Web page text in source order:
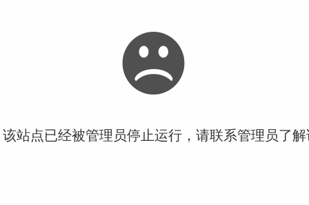
站点已经被管理员停止运行，请联系管理员了